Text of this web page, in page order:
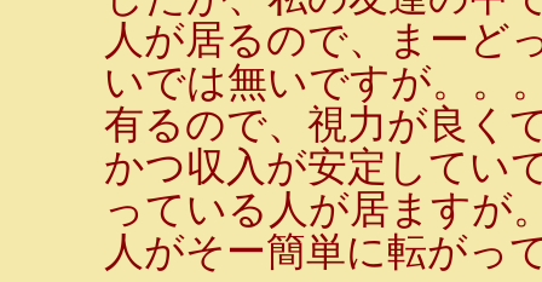
人が居るので、まーど
いでは無いですが。。
有るので、視力が良く
かつ収入が安定してい
っている人が居ますが
人がそー簡単に転がっ